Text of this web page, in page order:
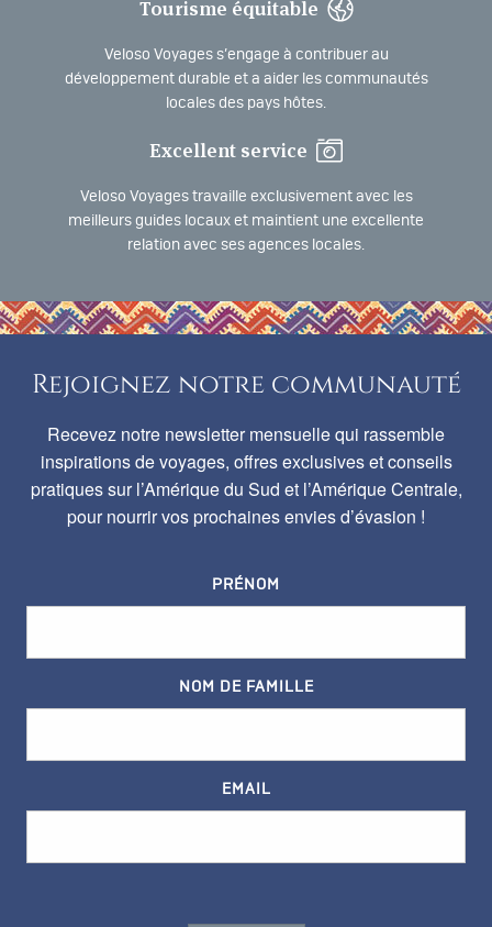
Tourisme équitable
Veloso Voyages s’engage à contribuer au
développement durable et a aider les communautés
locales des pays hôtes.
Excellent service
Veloso Voyages travaille exclusivement avec les
meilleurs guides locaux et maintient une excellente
relation avec ses agences locales.
Rejoignez notre communauté
Recevez notre newsletter mensuelle qui rassemble
inspirations de voyages, offres exclusives et conseils
pratiques sur l’Amérique du Sud et l’Amérique Centrale,
pour nourrir vos prochaines envies d’évasion !
PRÉNOM
NOM DE FAMILLE
EMAIL